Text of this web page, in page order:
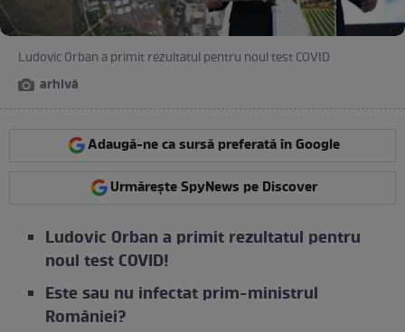
Ludovic Orban a primit rezultatul pentru noul test COVID
arhivă
Adaugă-ne ca sursă preferată în Google
Urmărește SpyNews pe Discover
Ludovic Orban a primit rezultatul pentru
noul test COVID!
Este sau nu infectat prim-ministrul
României?